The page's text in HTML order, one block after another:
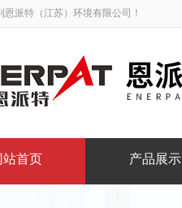
恩派特（江苏）环境有限公司！
站首页 产品展示